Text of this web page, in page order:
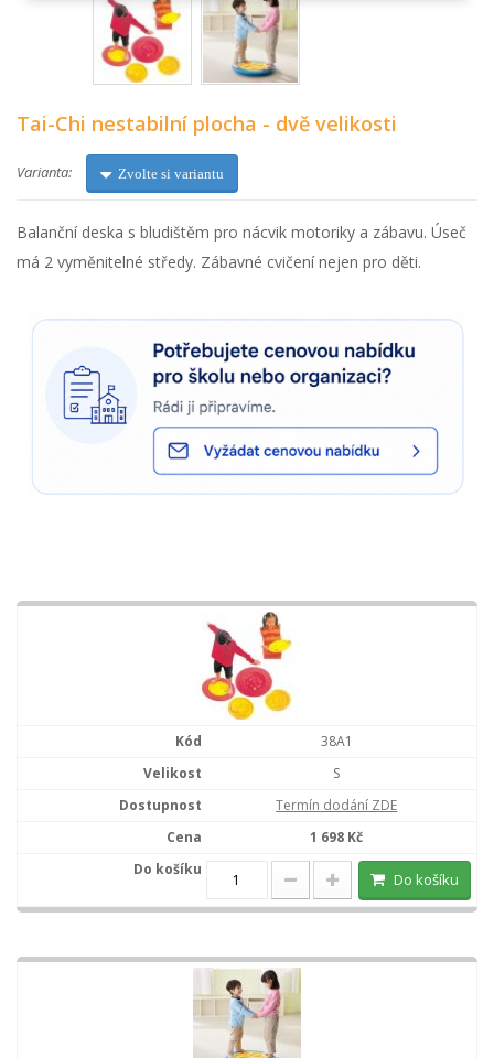
Tai-Chi nestabilní plocha - dvě velikosti
Varianta: Zvolte si variantu
Balanční deska s bludištěm pro nácvik motoriky a zábavu. Úseč
má 2 vyměnitelné středy. Zábavné cvičení nejen pro děti.
38A1
S
Termín dodání ZDE
1 698 Kč
Do košíku